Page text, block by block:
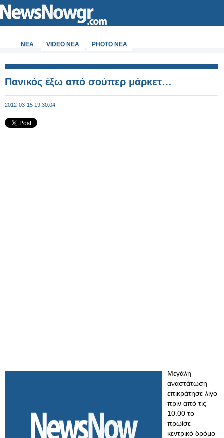
ΝΕΑ VIDEO NEA PHOTO NEA
Πανικός έξω από σούπερ μάρκετ…
2012-03-15 19:30:04
Μεγάλη
αναστάτωση
επικράτησε λίγο
πριν από τις
10.00 το
πρωίσε
κεντρικό δρόμο